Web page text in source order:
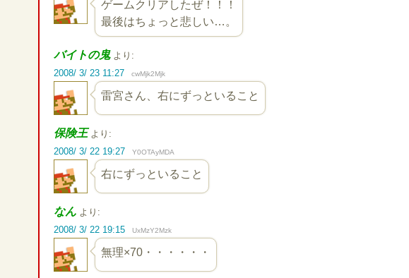
ゲームクリアしたぜ！！！
最後はちょっと悲しい…。
バイトの鬼 より:
2008/ 3/ 23 11:27
cwMjk2Mjk
雷宮さん、右にずっといること
保険王 より:
2008/ 3/ 22 19:27
Y0OTAyMDA
右にずっといること
なん より:
2008/ 3/ 22 19:15
UxMzY2Mzk
無理×70・・・・・・